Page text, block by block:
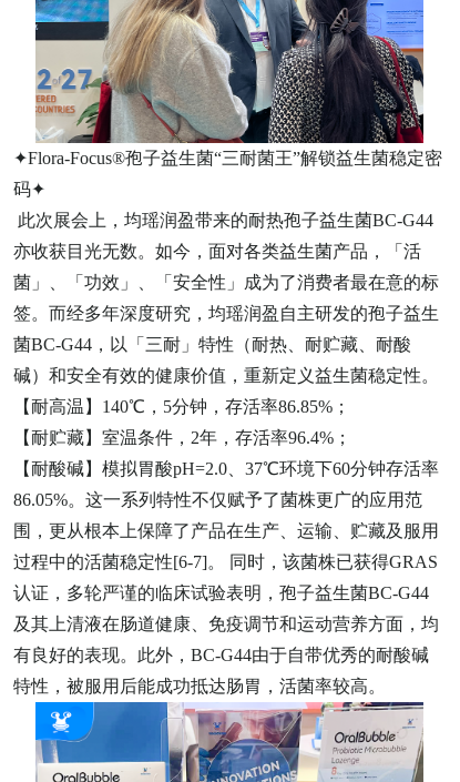
✦Flora-Focus®孢子益生菌“三耐菌王”解锁益生菌稳定密
码✦
此次展会上，均瑶润盈带来的耐热孢子益生菌BC-G44
亦收获目光无数。如今，面对各类益生菌产品，「活
菌」、「功效」、「安全性」成为了消费者最在意的标
签。而经多年深度研究，均瑶润盈自主研发的孢子益生
菌BC-G44，以「三耐」特性（耐热、耐贮藏、耐酸
碱）和安全有效的健康价值，重新定义益生菌稳定性。
【耐高温】140℃，5分钟，存活率86.85%；
【耐贮藏】室温条件，2年，存活率96.4%；
【耐酸碱】模拟胃酸pH=2.0、37℃环境下60分钟存活率
86.05%。这一系列特性不仅赋予了菌株更广的应用范
围，更从根本上保障了产品在生产、运输、贮藏及服用
过程中的活菌稳定性[6-7]。 同时，该菌株已获得GRAS
认证，多轮严谨的临床试验表明，孢子益生菌BC-G44
及其上清液在肠道健康、免疫调节和运动营养方面，均
有良好的表现。此外，BC-G44由于自带优秀的耐酸碱
特性，被服用后能成功抵达肠胃，活菌率较高。